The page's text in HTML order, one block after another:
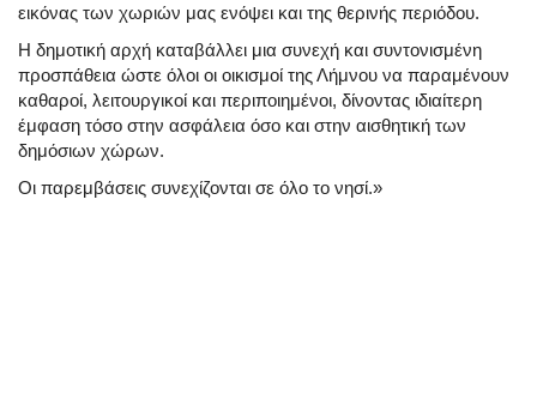
εικόνας των χωριών μας ενόψει και της θερινής περιόδου.
Η δημοτική αρχή καταβάλλει μια συνεχή και συντονισμένη
προσπάθεια ώστε όλοι οι οικισμοί της Λήμνου να παραμένουν
καθαροί, λειτουργικοί και περιποιημένοι, δίνοντας ιδιαίτερη
έμφαση τόσο στην ασφάλεια όσο και στην αισθητική των
δημόσιων χώρων.
Οι παρεμβάσεις συνεχίζονται σε όλο το νησί.»